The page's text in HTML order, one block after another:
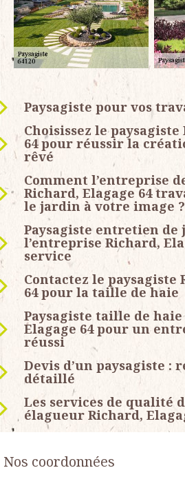
Paysagiste pour vos
Choisissez le
64 pour réussir la
rêvé
Comment l’entreprise
Richard, Elagage 64
le jardin à votre image ?
Paysagiste entretien de
l’entreprise Richard,
service
Contactez le paysagiste
64 pour la taille de haie
Paysagiste taille de
Elagage 64 pour un
réussi
Devis d’un paysagiste :
détaillé
Les services de qualité
élagueur Richard,
Nos coordonnées